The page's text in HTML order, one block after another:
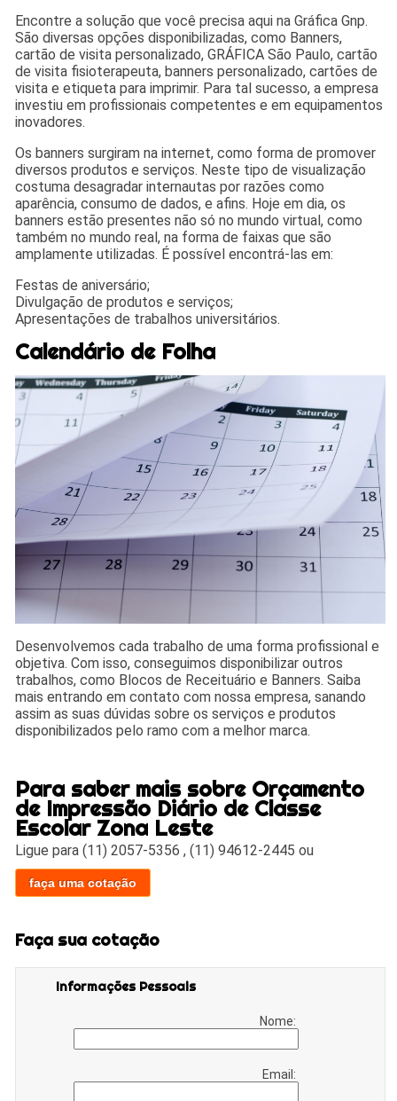
Encontre a solução que você precisa aqui na Gráfica Gnp.
São diversas opções disponibilizadas, como Banners,
cartão de visita personalizado, GRÁFICA São Paulo, cartão
de visita fisioterapeuta, banners personalizado, cartões de
visita e etiqueta para imprimir. Para tal sucesso, a empresa
investiu em profissionais competentes e em equipamentos
inovadores.
Os banners surgiram na internet, como forma de promover
diversos produtos e serviços. Neste tipo de visualização
costuma desagradar internautas por razões como
aparência, consumo de dados, e afins. Hoje em dia, os
banners estão presentes não só no mundo virtual, como
também no mundo real, na forma de faixas que são
amplamente utilizadas. É possível encontrá-las em:
Festas de aniversário;
Divulgação de produtos e serviços;
Apresentações de trabalhos universitários.
Calendário de Folha
Desenvolvemos cada trabalho de uma forma profissional e
objetiva. Com isso, conseguimos disponibilizar outros
trabalhos, como Blocos de Receituário e Banners. Saiba
mais entrando em contato com nossa empresa, sanando
assim as suas dúvidas sobre os serviços e produtos
disponibilizados pelo ramo com a melhor marca.
Para saber mais sobre Orçamento
de Impressão Diário de Classe
Escolar Zona Leste
Ligue para(11) 2057-5356 ,(11) 94612-2445 ou
faça uma cotação
Faça sua cotação
Informações Pessoais
Nome:
Email: